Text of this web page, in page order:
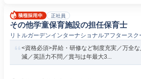
正社員
その他学童保育施設の担任保育士
リトルガーデンインターナショナルアフタース
<資格必須>昇給・研修など制度充実／万全
減／英語力不問／賞与は年最大3...